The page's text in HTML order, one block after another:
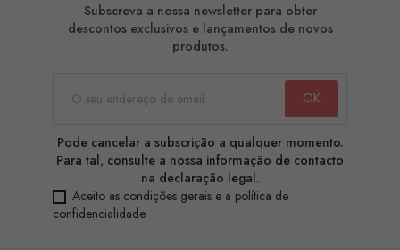
Subscreva a nossa newsletter para obter
descontos exclusivos e lançamentos de novos
produtos.
Pode cancelar a subscrição a qualquer momento.
Para tal, consulte a nossa informação de contacto
na declaração legal.
Aceito as condições gerais e a política de
confidencialidade